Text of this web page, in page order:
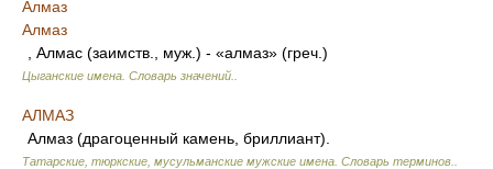
Алмаз
Алмаз
, Алмас (заимств., муж.) - «алмаз» (греч.)
Цыганские имена. Словарь значений.
АЛМАЗ
Алмаз (драгоценный камень, бриллиант).
Татарские, тюркские, мусульманские мужские имена. Словарь терминов.